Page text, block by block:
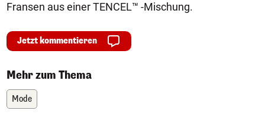
Fransen aus einer TENCEL™ -Mischung.
Jetzt kommentieren
Mehr zum Thema
Mode